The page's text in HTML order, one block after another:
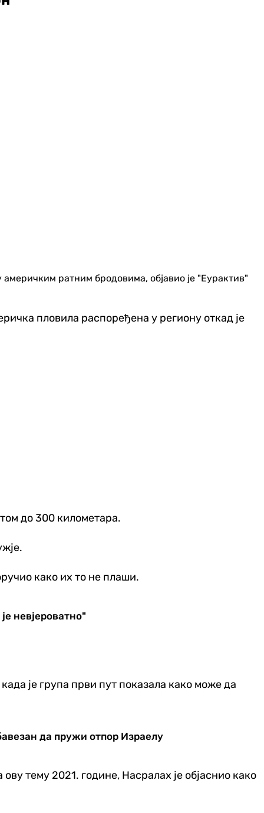
ратним бродовима, објавио је "Еурактив"
пловила распоређена у региону откад је
до 300 километара.
како их то не плаши.
невјероватно"
је група први пут показала како може да
да пружи отпор Израелу
тему 2021. године, Насралах је објаснио како